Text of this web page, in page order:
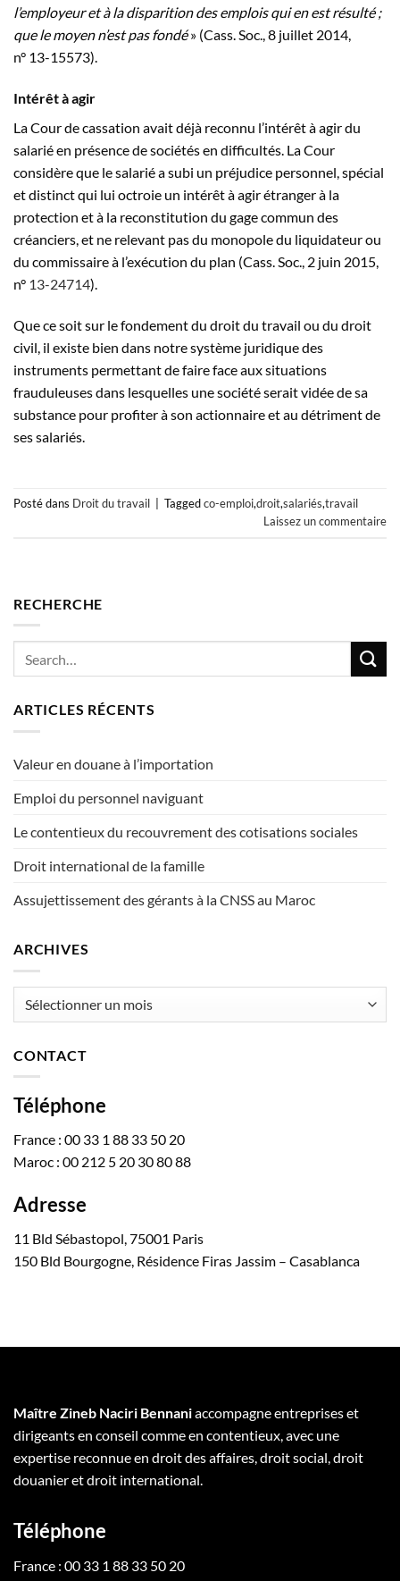
l’employeur et à la disparition des emplois qui en est résulté ;
que le moyen n’est pas fondé» (Cass. Soc., 8 juillet 2014,
n° 13-15573).
Intérêt à agir
La Cour de cassation avait déjà reconnu l’intérêt à agir du
salarié en présence de sociétés en difficultés. La Cour
considère que le salarié a subi un préjudice personnel, spécial
et distinct qui lui octroie un intérêt à agir étranger à la
protection et à la reconstitution du gage commun des
créanciers, et ne relevant pas du monopole du liquidateur ou
du commissaire à l’exécution du plan (Cass. Soc., 2 juin 2015,
n° 13-24714).
Que ce soit sur le fondement du droit du travail ou du droit
civil, il existe bien dans notre système juridique des
instruments permettant de faire face aux situations
frauduleuses dans lesquelles une société serait vidée de sa
substance pour profiter à son actionnaire et au détriment de
ses salariés.
Posté dans Droit du travail Taggedco-emploi,droit,salariés,travail
Laissez un commentaire
RECHERCHE
ARTICLES RÉCENTS
Valeur en douane à l’importation
Emploi du personnel naviguant
Le contentieux du recouvrement des cotisations sociales
Droit international de la famille
Assujettissement des gérants à la CNSS au Maroc
ARCHIVES
CONTACT
Téléphone
France : 00 33 1 88 33 50 20
Maroc : 00 212 5 20 30 80 88
Adresse
11 Bld Sébastopol, 75001 Paris
150 Bld Bourgogne, Résidence Firas Jassim – Casablanca
Maître Zineb Naciri Bennaniaccompagne entreprises et
dirigeants en conseil comme en contentieux, avec une
expertise reconnue en droit des affaires, droit social, droit
douanier et droit international.
Téléphone
France : 00 33 1 88 33 50 20